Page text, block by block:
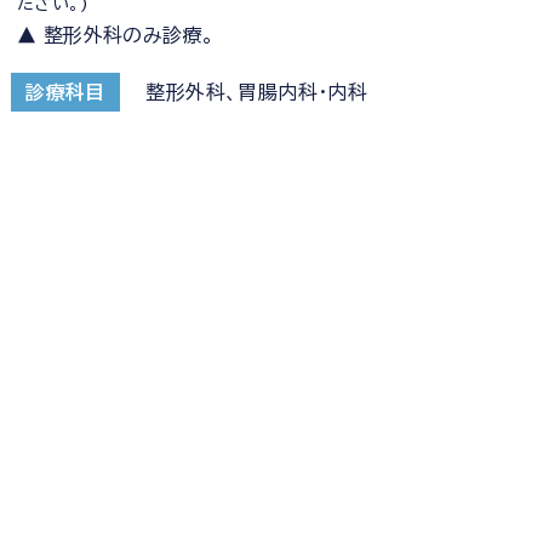
ださい。)
▲ 整形外科のみ診療。
診療科目 整形外科、胃腸内科・内科